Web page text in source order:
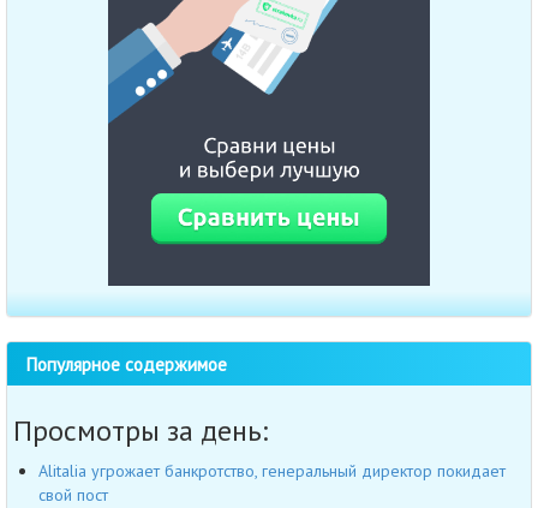
Популярное содержимое
Просмотры за день:
Alitalia угрожает банкротство, генеральный директор покидает
свой пост